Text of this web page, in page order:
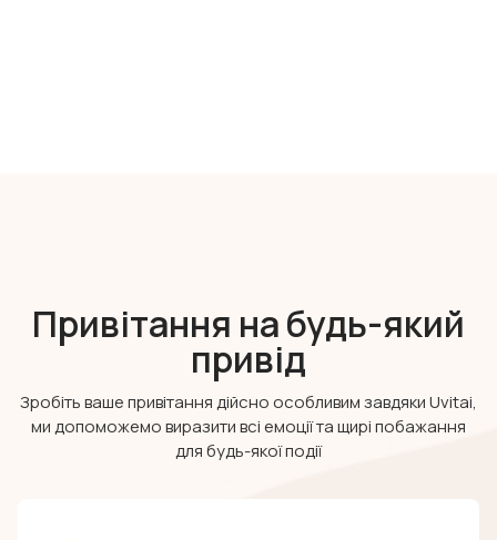
Привітання на будь-який
привід
Зробіть ваше привітання дійсно особливим завдяки Uvitai,
ми допоможемо виразити всі емоції та щирі побажання
для будь-якої події